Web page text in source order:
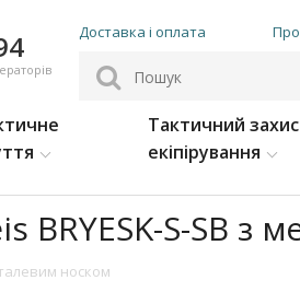
Доставка і оплата
Тактичний
екіпірування
BRYESK-S-SB з
носком